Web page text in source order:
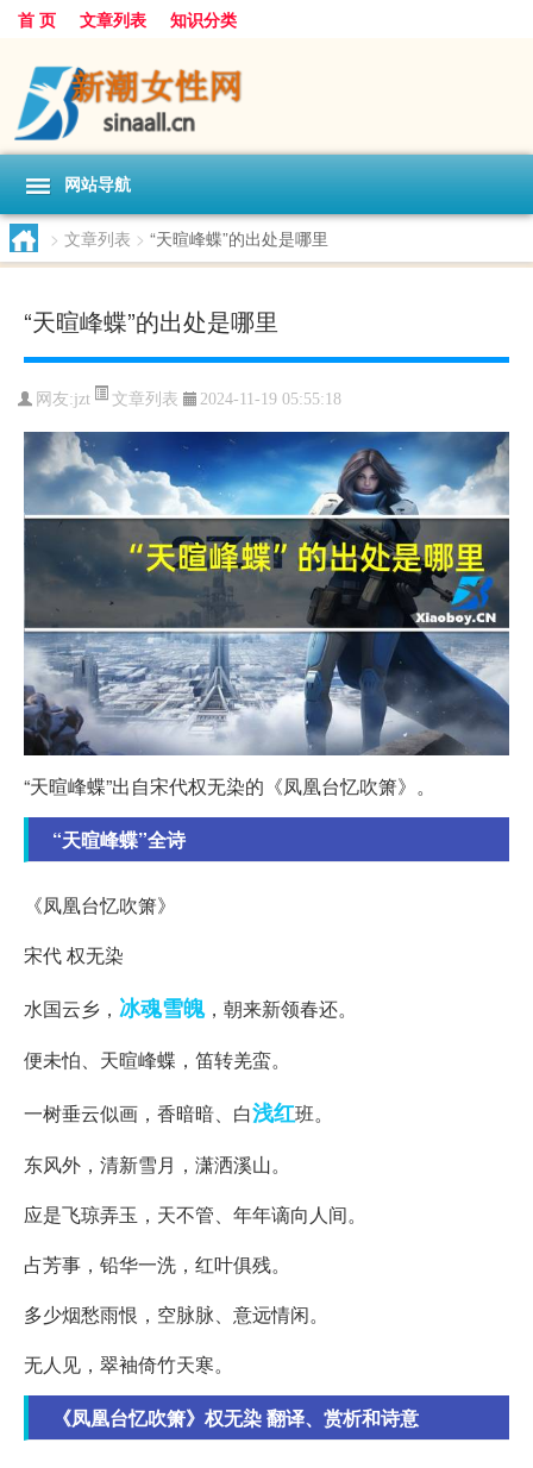
首 页 文章列表 知识分类
网站导航
> 文章列表 > “天暄峰蝶”的出处是哪里
“天暄峰蝶”的出处是哪里
网友:jzt 文章列表 2024-11-19 05:55:18
“天暄峰蝶”出自宋代权无染的《凤凰台忆吹箫》。
“天暄峰蝶”全诗
《凤凰台忆吹箫》
宋代 权无染
水国云乡， 冰魂雪魄，朝来新领春还。
便未怕、天暄峰蝶，笛转羌蛮。
一树垂云似画，香暗暗、白浅红班。
东风外，清新雪月，潇洒溪山。
应是飞琼弄玉，天不管、年年谪向人间。
占芳事，铅华一洗，红叶俱残。
多少烟愁雨恨，空脉脉、意远情闲。
无人见，翠袖倚竹天寒。
《凤凰台忆吹箫》权无染 翻译、赏析和诗意